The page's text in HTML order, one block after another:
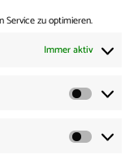
Service zu optimieren.
Immer aktiv